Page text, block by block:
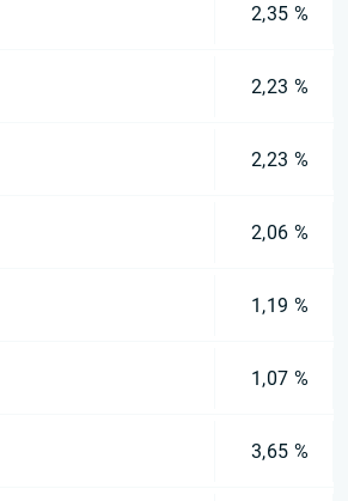
2,35 %
2,23 %
2,23 %
2,06 %
1,19 %
1,07 %
3,65 %